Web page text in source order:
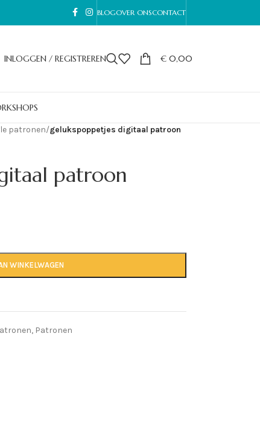
BLOGOVER ONSCONTACT
INLOGGEN / REGISTREREN € 0,00
patronen/gelukspoppetjes digitaal patroon
patroon
WINKELWAGEN
, Patronen